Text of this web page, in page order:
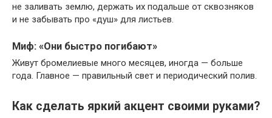
не заливать землю, держать их подальше от сквозняков
и не забывать про «душ» для листьев.
Миф: «Они быстро погибают»
Живут бромелиевые много месяцев, иногда — больше
года. Главное — правильный свет и периодический полив.
Как сделать яркий акцент своими руками?